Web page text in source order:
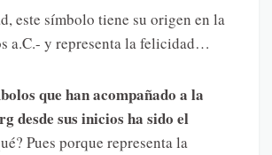
este símbolo tiene su origen en la
a.C.- y representa la felicidad…
que han acompañado a la
desde sus inicios ha sido el
Pues porque representa la